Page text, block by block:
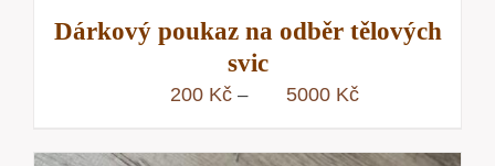
Dárkový poukaz na odběr tělových
svic
200 Kč – 5000 KčRozpětí
200 Kč